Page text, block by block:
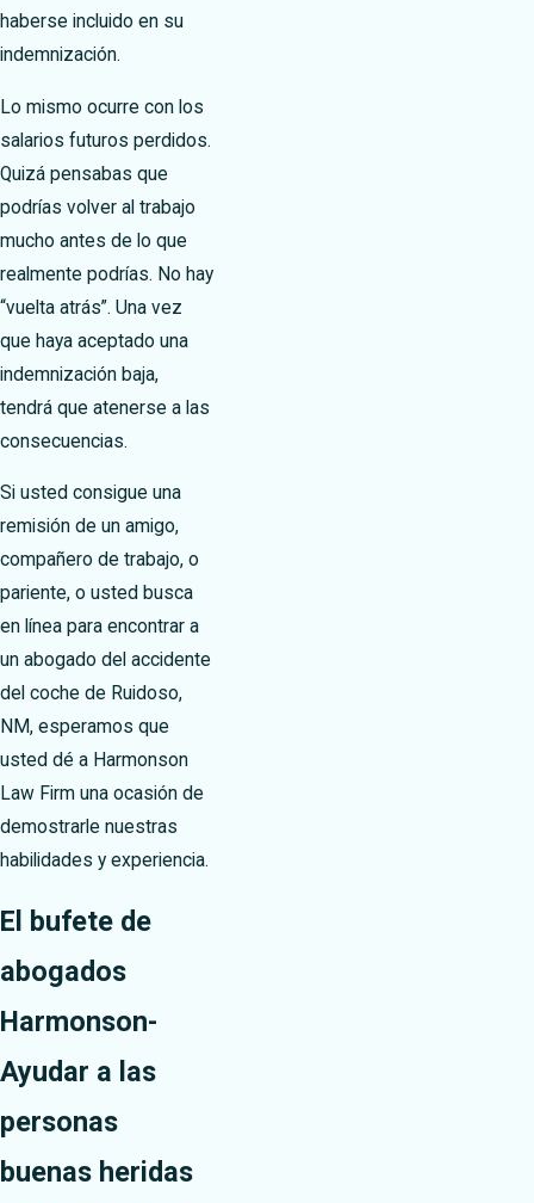
haberse incluido en su
indemnización.
Lo mismo ocurre con los
salarios futuros perdidos.
Quizá pensabas que
podrías volver al trabajo
mucho antes de lo que
realmente podrías. No hay
“vuelta atrás”. Una vez
que haya aceptado una
indemnización baja,
tendrá que atenerse a las
consecuencias.
Si usted consigue una
remisión de un amigo,
compañero de trabajo, o
pariente, o usted busca
en línea para encontrar a
un abogado del accidente
del coche de Ruidoso,
NM, esperamos que
usted dé a Harmonson
Law Firm una ocasión de
demostrarle nuestras
habilidades y experiencia.
El bufete de
abogados
Harmonson-
Ayudar a las
personas
buenas heridas